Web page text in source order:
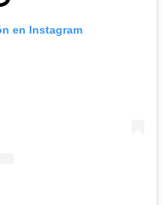
en Instagram